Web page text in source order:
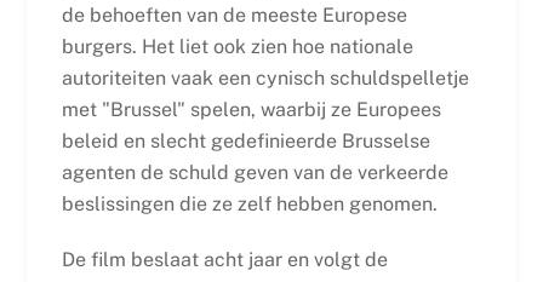
de behoeften van de meeste Europese
burgers. Het liet ook zien hoe nationale
autoriteiten vaak een cynisch schuldspelletje
met "Brussel" spelen, waarbij ze Europees
beleid en slecht gedefinieerde Brusselse
agenten de schuld geven van de verkeerde
beslissingen die ze zelf hebben genomen.
De film beslaat acht jaar en volgt de